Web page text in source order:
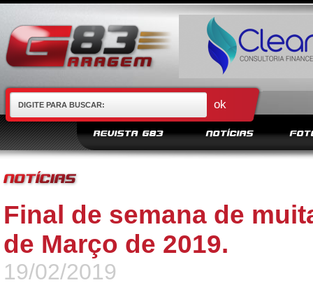
REVISTA G83 NOTÍCIAS
Final de semana de
de Março de 2019.
19/02/2019